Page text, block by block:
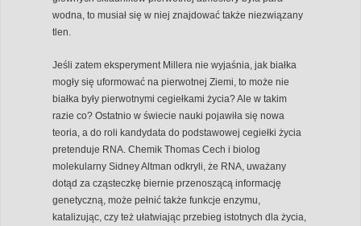
wodna, to musiał się w niej znajdować także niezwiązany
tlen.
Jeśli zatem eksperyment Millera nie wyjaśnia, jak białka
mogły się uformować na pierwotnej Ziemi, to może nie
białka były pierwotnymi cegiełkami życia? Ale w takim
razie co? Ostatnio w świecie nauki pojawiła się nowa
teoria, a do roli kandydata do podstawowej cegiełki życia
pretenduje RNA. Chemik Thomas Cech i biolog
molekularny Sidney Altman odkryli, że RNA, uważany
dotąd za cząsteczkę biernie przenoszącą informację
genetyczną, może pełnić także funkcje enzymu,
katalizując, czy też ułatwiając przebieg istotnych dla życia,